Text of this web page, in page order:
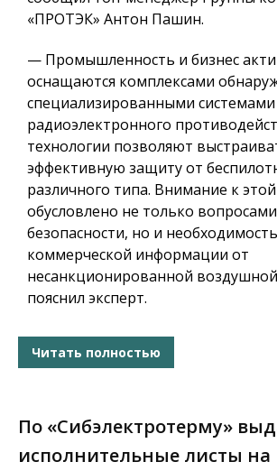
«ПРОТЭК» Антон Пашин.
— Промышленность и бизнес
оснащаются комплексами
специализированными системами
радиоэлектронного
технологии позволяют
эффективную защиту от
различного типа. Внимание к
обусловлено не только
безопасности, но и
коммерческой информации от
несанкционированной
пояснил эксперт.
Читать полностью
По «Сибэлектротерму»
исполнительные листы на